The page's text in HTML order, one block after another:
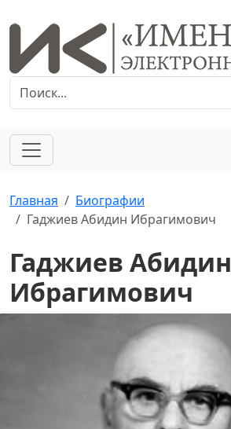
Главная
Биографии
Гаджиев Абидин Ибрагимович
Гаджиев Абидин
Ибрагимович